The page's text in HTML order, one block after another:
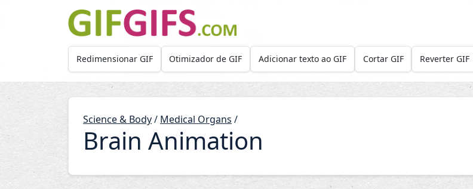
Skip to main content
Redimensionar GIF Otimizador de GIF Adicionar texto ao GIF Cortar GIF Reverter GIF
Science & Body/ Medical Organs /
Brain Animation